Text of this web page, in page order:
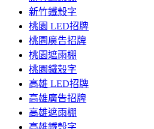
新竹鐵殼字
桃園 LED招牌
桃園廣告招牌
桃園遮雨棚
桃園鐵殼字
高雄 LED招牌
高雄廣告招牌
高雄遮雨棚